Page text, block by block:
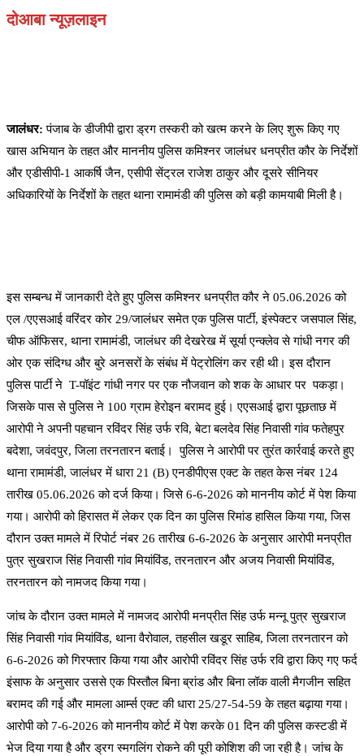
दोआबा न्यूज़लाइन
जालंधर: पंजाब के डीजीपी द्वारा ड्रग तस्करी को खत्म करने के लिए शुरू किए गए
खास अभियान के तहत और माननीय पुलिस कमिश्नर जालंधर धनप्रीत कौर के निर्देशों
और एडीसीपी-1 आकर्षि जैन, एसीपी सेंट्रल राजेश ठाकुर और दूसरे सीनियर
अधिकारियों के निर्देशों के तहत थाना रामामंडी की पुलिस को बड़ी कामयाबी मिली है।
इस सम्बन्ध में जानकारी देते हुए पुलिस कमिश्नर धनप्रीत कौर ने 05.06.2026 को
एल /एएसआई वरिंदर कोर 29/जालंधर समेत एक पुलिस पार्टी, इंस्पेक्टर जसपाल सिंह,
चीफ ऑफिसर, थाना रामामंडी, जालंधर की देखरेख में सूर्या एन्क्लेव से गांधी नगर की
ओर एक संदिग्ध और बुरे अनसरों के संबंध में पेट्रोलिंग कर रही थी। इस दौरान
पुलिस पार्टी ने T-पॉइंट गांधी नगर पर एक नौजवान को शक के आधार पर पकड़ा।
जिसके पास से पुलिस ने 100 ग्राम हेरोइन बरामद हुई। एएसआई द्वारा पूछताछ में
आरोपी ने अपनी पहचान रविंदर सिंह उर्फ ​​रवि, बेटा बलदेव सिंह निवासी गांव फतेहपुर
बदेशा, जवंदपुर, जिला तरनतारन बताई। पुलिस ने आरोपी पर तुरंत कार्रवाई करते हुए
थाना रामामंडी, जालंधर में धारा 21 (B) एनडीपीएस एक्ट के तहत केस नंबर 124
तारीख 05.06.2026 को दर्ज किया। जिसे 6-6-2026 को माननीय कोर्ट में पेश किया
गया। आरोपी को हिरासत में लेकर एक दिन का पुलिस रिमांड हासिल किया गया, जिस
दौरान उक्त मामले में रिपोर्ट नंबर 26 तारीख 6-6-2026 के अनुसार आरोपी मनप्रीत
पुत्र सुखराज सिंह निवासी गांव मियांविंड, तरनतारन और अजय निवासी मियांविंड,
तरनतारन को नामजद किया गया।
जांच के दौरान उक्त मामले में नामजद आरोपी मनप्रीत सिंह उर्फ ​​मन्नू पुत्र सुखराज
सिंह निवासी गांव मियांविंड, थाना वैरोवाल, तहसील खडूर साहिब, जिला तरनतारन को
6-6-2026 को गिरफ्तार किया गया और आरोपी रविंदर सिंह उर्फ ​​रवि द्वारा किए गए फर्द
इंसाफ के अनुसार उससे एक पिस्तौल बिना ब्रांड और बिना लॉक वाली मैगजीन सहित
बरामद की गई और मामला आर्म्स एक्ट की धारा 25/27-54-59 के तहत बढ़ाया गया।
आरोपी को 7-6-2026 को माननीय कोर्ट में पेश करके 01 दिन की पुलिस कस्टडी में
भेज दिया गया है और ड्रग स्मगलिंग रोकने की पूरी कोशिश की जा रही है। जांच के